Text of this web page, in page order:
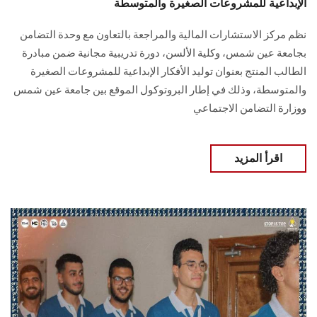
الإبداعية للمشروعات الصغيرة والمتوسطة
نظم مركز الاستشارات المالية والمراجعة بالتعاون مع وحدة التضامن
بجامعة عين شمس، وكلية الألسن، دورة تدريبية مجانية ضمن مبادرة
الطالب المنتج بعنوان توليد الأفكار الإبداعية للمشروعات الصغيرة
والمتوسطة، وذلك في إطار البروتوكول الموقع بين جامعة عين شمس
ووزارة التضامن الاجتماعي
اقرأ المزيد